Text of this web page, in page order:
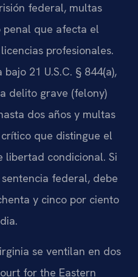
federal, multas
penal que afecta el
profesionales.
21 U.S.C. § 844(a),
delito grave (felony)
dos años y multas
que distingue el
libertad condicional. Si
federal, debe
y cinco por ciento
se ventilan en dos
for the Eastern